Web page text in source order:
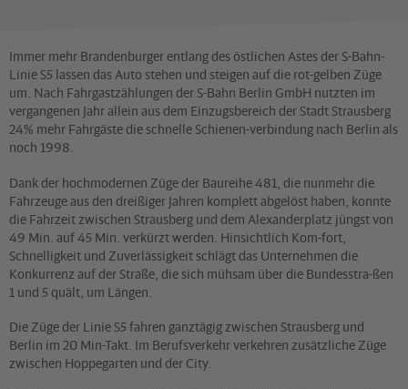
Immer mehr Brandenburger entlang des östlichen Astes der S-Bahn-
Linie S5 lassen das Auto stehen und steigen auf die rot-gelben Züge
um. Nach Fahrgastzählungen der S-Bahn Berlin GmbH nutzten im
vergangenen Jahr allein aus dem Einzugsbereich der Stadt Strausberg
24% mehr Fahrgäste die schnelle Schienen-verbindung nach Berlin als
noch 1998.
Dank der hochmodernen Züge der Baureihe 481, die nunmehr die
Fahrzeuge aus den dreißiger Jahren komplett abgelöst haben, konnte
die Fahrzeit zwischen Strausberg und dem Alexanderplatz jüngst von
49 Min. auf 45 Min. verkürzt werden. Hinsichtlich Kom-fort,
Schnelligkeit und Zuverlässigkeit schlägt das Unternehmen die
Konkurrenz auf der Straße, die sich mühsam über die Bundesstra-ßen
1 und 5 quält, um Längen.
Die Züge der Linie S5 fahren ganztägig zwischen Strausberg und
Berlin im 20 Min-Takt. Im Berufsverkehr verkehren zusätzliche Züge
zwischen Hoppegarten und der City.